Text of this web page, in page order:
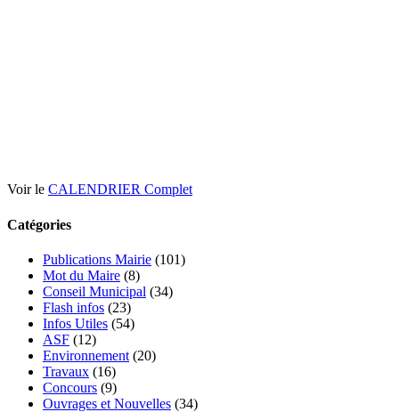
Voir le CALENDRIER Complet
Catégories
Publications Mairie (101)
Mot du Maire (8)
Conseil Municipal (34)
Flash infos (23)
Infos Utiles (54)
ASF (12)
Environnement (20)
Travaux (16)
Concours (9)
Ouvrages et Nouvelles (34)